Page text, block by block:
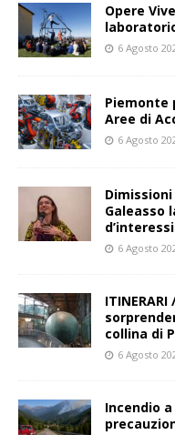
Opere
6 Agosto
Piemonte
Aree di
6 Agosto
Galeasso
6 Agosto
collina di
6 Agosto
Incendio